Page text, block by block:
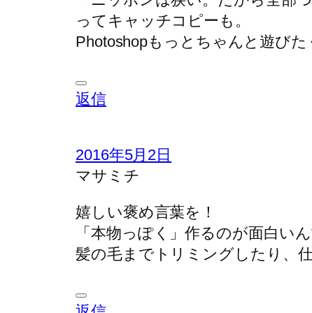
ってキャッチコピーも。
Photoshopもっとちゃんと遊びた
返信
2016年5月2日
マサミチ
嬉しい褒め言葉を！
「本物っぽく」作るのが面白いん
髪の毛までトリミングしたり、